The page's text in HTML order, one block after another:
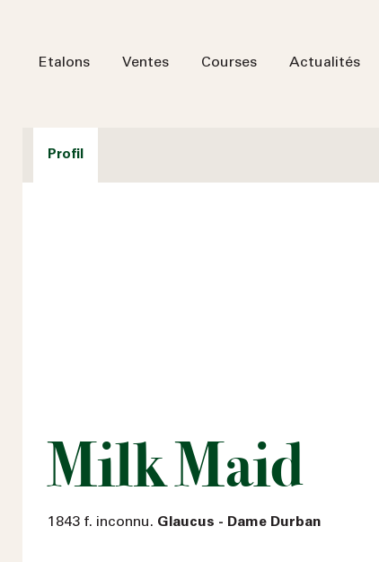
Etalons Ventes Courses Actualités
Profil
Milk Maid
1843 f. inconnu. Glaucus - Dame Durban